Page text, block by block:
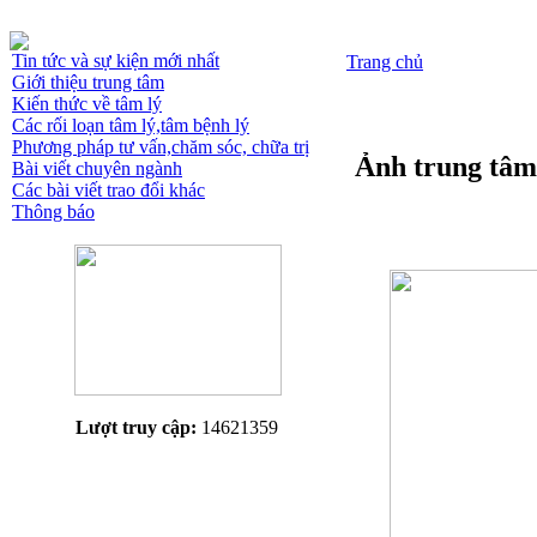
Tin tức và sự kiện mới nhất
Giới thiệu trung tâm
Kiến thức về tâm lý
Các rối loạn tâm lý,tâm bệnh lý
Phương pháp tư vấn,chăm sóc, chữa trị
Bài viết chuyên ngành
Các bài viết trao đổi khác
Thông báo
Lượt truy cập: 14621359
Trang chủ
Ảnh trung tâm